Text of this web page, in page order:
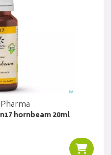
hornbeam 20ml